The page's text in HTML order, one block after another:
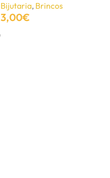
Bijutaria, Brincos
3,00€